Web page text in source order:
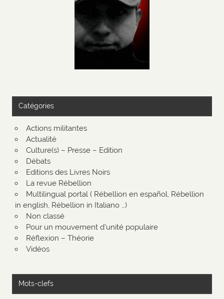
Catégories
Actions militantes
Actualité
Culture(s) – Presse – Edition
Débats
Editions des Livres Noirs
La revue Rébellion
Multilingual portal ( Rébellion en español, Rébellion
in english, Rébellion in Italiano …)
Non classé
Pour un mouvement d'unité populaire
Réflexion – Théorie
Vidéos
Mots-clefs